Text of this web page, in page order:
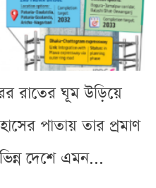
রাতের ঘূম উড়িয়ে
পাতায় তার প্রমাণ
দেশে এমন...